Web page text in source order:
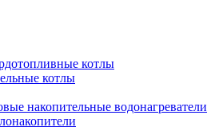
котлы
котлы
накопительные водонагреватели